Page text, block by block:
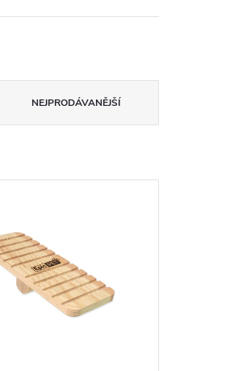
NEJPRODÁVANĚJŠÍ